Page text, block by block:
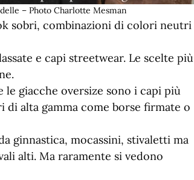
– Photo Charlotte Mesman
sobri, combinazioni di colori neutri
e capi streetwear. Le scelte più
le giacche oversize sono i capi più
di alta gamma come borse firmate o
ginnastica, mocassini, stivaletti ma
alti. Ma raramente si vedono